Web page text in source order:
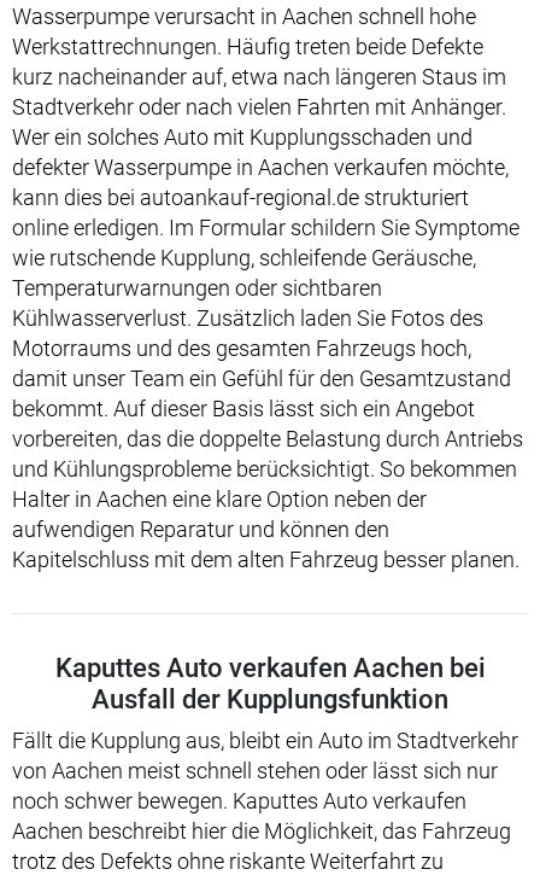
Wasserpumpe verursacht in Aachen schnell hohe
Werkstattrechnungen. Häufig treten beide Defekte
kurz nacheinander auf, etwa nach längeren Staus im
Stadtverkehr oder nach vielen Fahrten mit Anhänger.
Wer ein solches Auto mit Kupplungsschaden und
defekter Wasserpumpe in Aachen verkaufen möchte,
kann dies bei autoankauf-regional.de strukturiert
online erledigen. Im Formular schildern Sie Symptome
wie rutschende Kupplung, schleifende Geräusche,
Temperaturwarnungen oder sichtbaren
Kühlwasserverlust. Zusätzlich laden Sie Fotos des
Motorraums und des gesamten Fahrzeugs hoch,
damit unser Team ein Gefühl für den Gesamtzustand
bekommt. Auf dieser Basis lässt sich ein Angebot
vorbereiten, das die doppelte Belastung durch Antriebs
und Kühlungsprobleme berücksichtigt. So bekommen
Halter in Aachen eine klare Option neben der
aufwendigen Reparatur und können den
Kapitelschluss mit dem alten Fahrzeug besser planen.
Kaputtes Auto verkaufen Aachen bei
Ausfall der Kupplungsfunktion
Fällt die Kupplung aus, bleibt ein Auto im Stadtverkehr
von Aachen meist schnell stehen oder lässt sich nur
noch schwer bewegen. Kaputtes Auto verkaufen
Aachen beschreibt hier die Möglichkeit, das Fahrzeug
trotz des Defekts ohne riskante Weiterfahrt zu